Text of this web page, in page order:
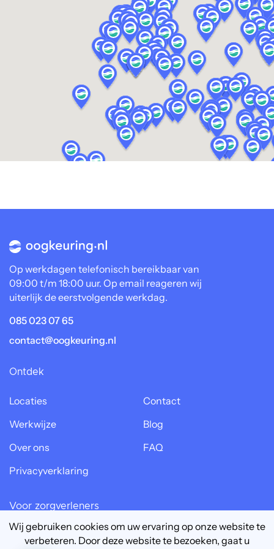
Op werkdagen telefonisch bereikbaar van
09:00 t/m 18:00 uur. Op email reageren wij
uiterlijk de eerstvolgende werkdag.
085 023 07 65
contact@oogkeuring.nl
Ontdek
Locaties
Contact
Werkwijze
Blog
Over ons
FAQ
Privacyverklaring
Voor zorgverleners
Oogpartner worden?
Wij gebruiken cookies om uw ervaring op onze website te
verbeteren. Door deze website te bezoeken, gaat u